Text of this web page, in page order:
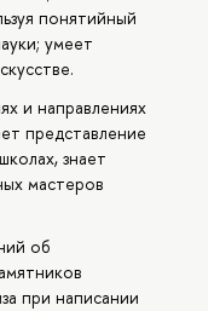
понятийный
умеет
и направлениях
представление
знает
мастеров
об
при написании